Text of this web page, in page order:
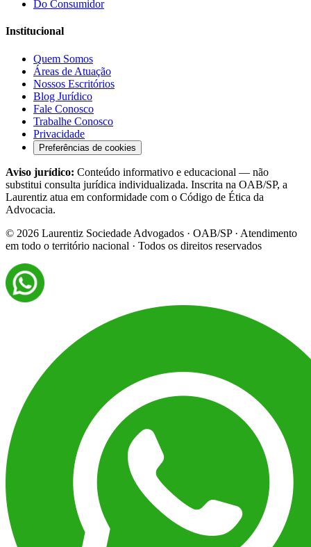
Do Consumidor
Institucional
Quem Somos
Áreas de Atuação
Nossos Escritórios
Blog Jurídico
Fale Conosco
Trabalhe Conosco
Privacidade
Preferências de cookies
Aviso jurídico: Conteúdo informativo e educacional — não
substitui consulta jurídica individualizada. Inscrita na OAB/SP, a
Laurentiz atua em conformidade com o Código de Ética da
Advocacia.
© 2026 Laurentiz Sociedade Advogados · OAB/SP · Atendimento
em todo o território nacional · Todos os direitos reservados